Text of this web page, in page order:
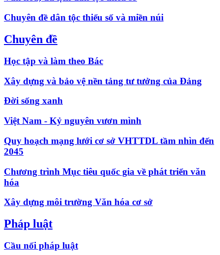
Chuyên đề dân tộc thiểu số và miền núi
Chuyên đề
Học tập và làm theo Bác
Xây dựng và bảo vệ nền tảng tư tưởng của Đảng
Đời sống xanh
Việt Nam - Kỷ nguyên vươn mình
Quy hoạch mạng lưới cơ sở VHTTDL tầm nhìn đến
2045
Chương trình Mục tiêu quốc gia về phát triển văn
hóa
Xây dựng môi trường Văn hóa cơ sở
Pháp luật
Cầu nối pháp luật